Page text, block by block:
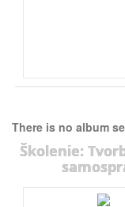
There is no album
Školenie: